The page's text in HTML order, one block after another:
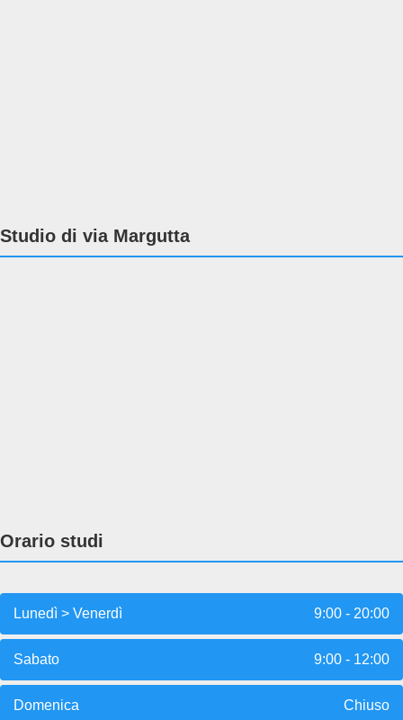
Studio di via Margutta
Orario studi
Lunedì > Venerdì 9:00 - 20:00
Sabato 9:00 - 12:00
Domenica Chiuso